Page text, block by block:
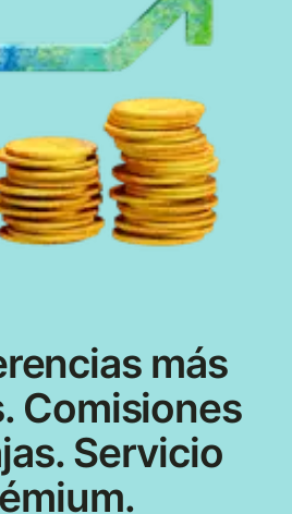
más
Comisiones
Servicio